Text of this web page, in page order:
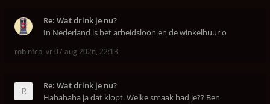
Re: Wat drink je nu?
In Nederland is het arbeidsloon en de winkelhuur o
robinfcb, vr 07 aug 2026, 22:13
Re: Wat drink je nu?
Hahahaha ja dat klopt. Welke smaak had je?? Ben